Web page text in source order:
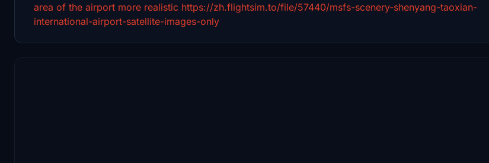
area of the airport more realistic https://zh.flightsim.to/file/57440/msfs-scenery-shenyang-taoxian-
international-airport-satellite-images-only